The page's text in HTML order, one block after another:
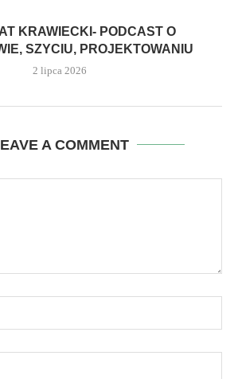
KRAWIECKI- PODCAST O
SZYCIU, PROJEKTOWANIU
2 lipca 2026
A COMMENT